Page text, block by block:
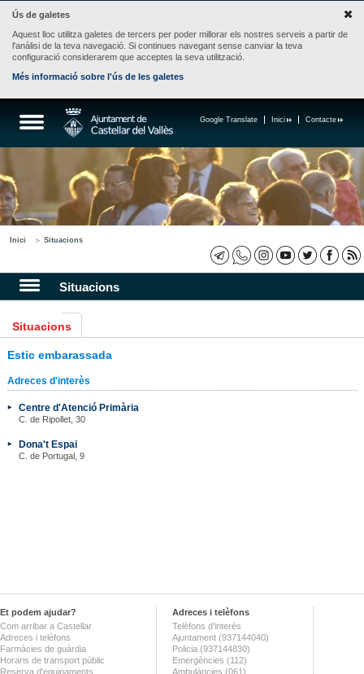
Ús de galetes
Aquest lloc utilitza galetes de tercers per poder millorar els nostres serveis a partir de
l'anàlisi de la teva navegació. Si continues navegant sense canviar la teva
configuració considerarem que acceptes la seva utilització.
Més informació sobre l'ús de les galetes
Contacte
Inici
Google Translate
Inici Situacions
Situacions
Situacions
Estic embarassada
Adreces d'interès
Centre d'Atenció Primària
C. de Ripollet, 30
Dona't Espai
C. de Portugal, 9
Et podem ajudar?
Com arribar a Castellar
Adreces i telèfons
Farmàcies de guàrdia
Horaris de transport públic
Reserva d'equipaments
Adreces i telèfons
Telèfons d'interès
Ajuntament (937144040)
Policia (937144830)
Emergències (112)
Ambulàncies (061)